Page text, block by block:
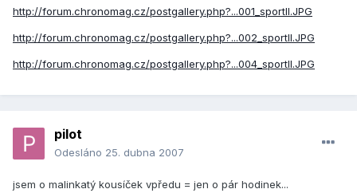
http://forum.chronomag.cz/postgallery.php?...001_sportII.JPG
http://forum.chronomag.cz/postgallery.php?...002_sportII.JPG
http://forum.chronomag.cz/postgallery.php?...004_sportII.JPG
pilot
Odesláno 25. dubna 2007
jsem o malinkatý kousíček vpředu = jen o pár hodinek...